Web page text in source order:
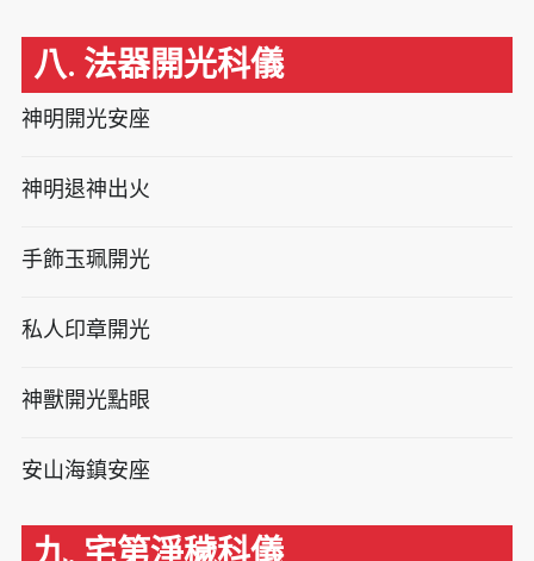
八. 法器開光科儀
神明開光安座
神明退神出火
手飾玉珮開光
私人印章開光
神獸開光點眼
安山海鎮安座